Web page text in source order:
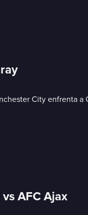
City enfrenta a
AFC Ajax